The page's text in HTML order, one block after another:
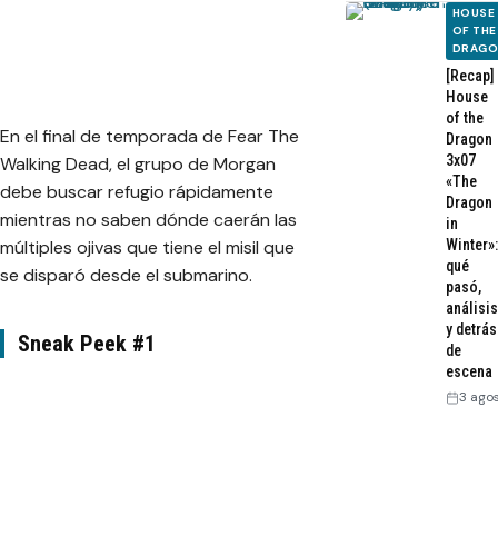
En el final de temporada de Fear The
Walking Dead, el grupo de Morgan
debe buscar refugio rápidamente
mientras no saben dónde caerán las
múltiples ojivas que tiene el misil que
se disparó desde el submarino.
Sneak Peek #1
HOUSE
OF THE
[Recap]
House
of the
Dragon
3x07
«The
Dragon
in
Winter»:
qué
pasó,
análisis
y detrás
de
escena
3